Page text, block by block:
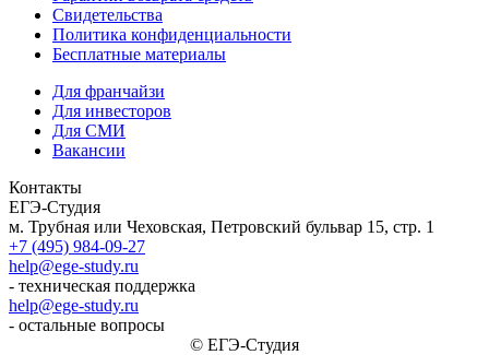
Свидетельства
Политика конфиденциальности
Бесплатные материалы
Для франчайзи
Для инвесторов
Для СМИ
Вакансии
Контакты
ЕГЭ-Студия
м. Трубная или Чеховская, Петровский бульвар 15, стр. 1
+7 (495) 984-09-27
help@ege-study.ru
- техническая поддержка
help@ege-study.ru
- остальные вопросы
© ЕГЭ-Студия